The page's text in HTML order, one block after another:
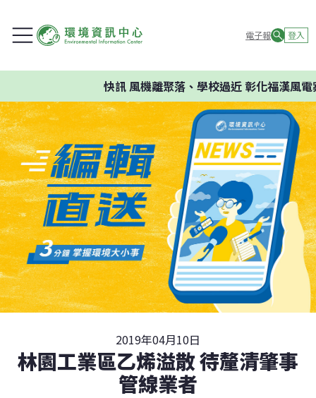
電子報 登入
快訊風機離聚落、學校過近 彰化福漢風電案
2019年04月10日
林園工業區乙烯溢散 待釐清肇事
管線業者